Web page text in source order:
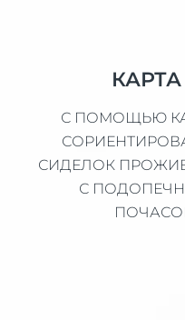
С ПОМОЩЬЮ
СИДЕЛОК
С